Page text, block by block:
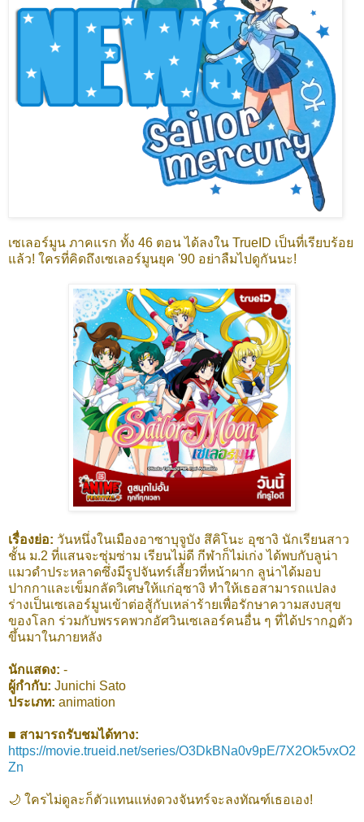
เซเลอร์มูน ภาคแรก ทั้ง 46 ตอน ได้ลงใน TrueID เป็นที่เรียบร้อย
แล้ว! ใครที่คิดถึงเซเลอร์มูนยุค '90 อย่าลืมไปดูกันนะ!
เรื่องย่อ: วันหนึ่งในเมืองอาซาบุจูบัง สึคิโนะ อุซางิ นักเรียนสาว
ชั้น ม.2 ที่แสนจะซุ่มซ่าม เรียนไม่ดี กีฬาก็ไม่เก่ง ได้พบกับลูน่า
แมวดำประหลาดซึ่งมีรูปจันทร์เสี้ยวที่หน้าผาก ลูน่าได้มอบ
ปากกาและเข็มกลัดวิเศษให้แก่อุซางิ ทำให้เธอสามารถแปลง
ร่างเป็นเซเลอร์มูนเข้าต่อสู้กับเหล่าร้ายเพื่อรักษาความสงบสุข
ของโลก ร่วมกับพรรคพวกอัศวินเซเลอร์คนอื่น ๆ ที่ได้ปรากฏตัว
ขึ้นมาในภายหลัง
นักแสดง: -
ผู้กำกับ: Junichi Sato
ประเภท: animation
■ สามารถรับชมได้ทาง:
https://movie.trueid.net/series/O3DkBNa0v9pE/7X2Ok5vxO2
Zn
🌙 ใครไม่ดูละก็ตัวแทนแห่งดวงจันทร์จะลงทัณฑ์เธอเอง!